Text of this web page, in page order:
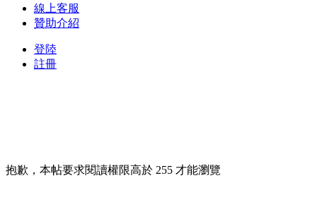
線上客服
贊助介紹
登陸
註冊
抱歉，本帖要求閱讀權限高於 255 才能瀏覽